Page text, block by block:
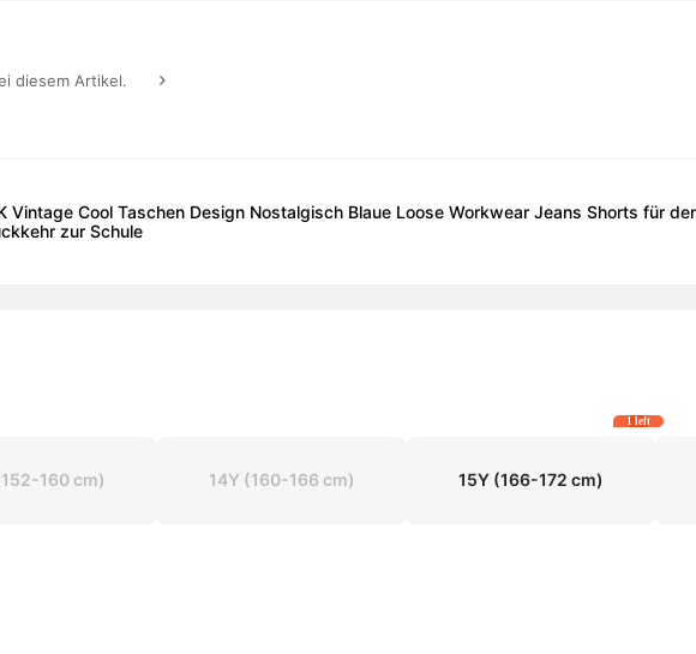
diesem Artikel.
Vintage Cool Taschen Design Nostalgisch Blaue Loose Workwear Jeans Shorts für
zur Schule
160 cm) 14Y (160-166 cm) 15Y(166-172 cm)
1 left